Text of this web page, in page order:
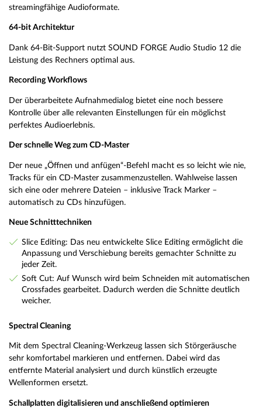
streamingfähige Audioformate.
64-bit Architektur
Dank 64-Bit-Support nutzt SOUND FORGE Audio Studio 12 die
Leistung des Rechners optimal aus.
Recording Workflows
Der überarbeitete Aufnahmedialog bietet eine noch bessere
Kontrolle über alle relevanten Einstellungen für ein möglichst
perfektes Audioerlebnis.
Der schnelle Weg zum CD-Master
Der neue „Öffnen und anfügen“-Befehl macht es so leicht wie nie,
Tracks für ein CD-Master zusammenzustellen. Wahlweise lassen
sich eine oder mehrere Dateien – inklusive Track Marker –
automatisch zu CDs hinzufügen.
Neue Schnitttechniken
Slice Editing: Das neu entwickelte Slice Editing ermöglicht die
Anpassung und Verschiebung bereits gemachter Schnitte zu
jeder Zeit.
Soft Cut: Auf Wunsch wird beim Schneiden mit automatischen
Crossfades gearbeitet. Dadurch werden die Schnitte deutlich
weicher.
Spectral Cleaning
Mit dem Spectral Cleaning-Werkzeug lassen sich Störgeräusche
sehr komfortabel markieren und entfernen. Dabei wird das
entfernte Material analysiert und durch künstlich erzeugte
Wellenformen ersetzt.
Schallplatten digitalisieren und anschließend optimieren